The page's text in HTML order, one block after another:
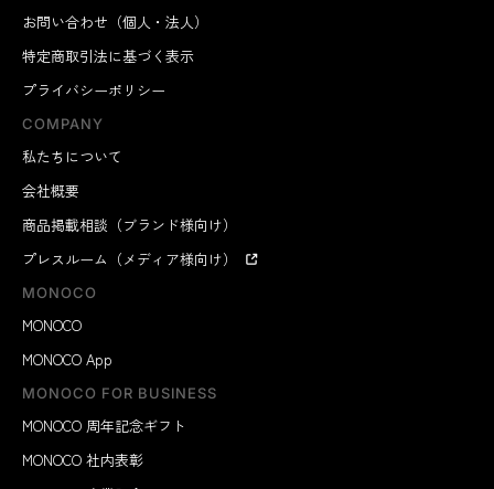
お問い合わせ（個人・法人）
特定商取引法に基づく表示
プライバシーポリシー
COMPANY
私たちについて
会社概要
商品掲載相談（ブランド様向け）
プレスルーム（メディア様向け）
MONOCO
MONOCO
MONOCO App
MONOCO FOR BUSINESS
MONOCO 周年記念ギフト
MONOCO 社内表彰